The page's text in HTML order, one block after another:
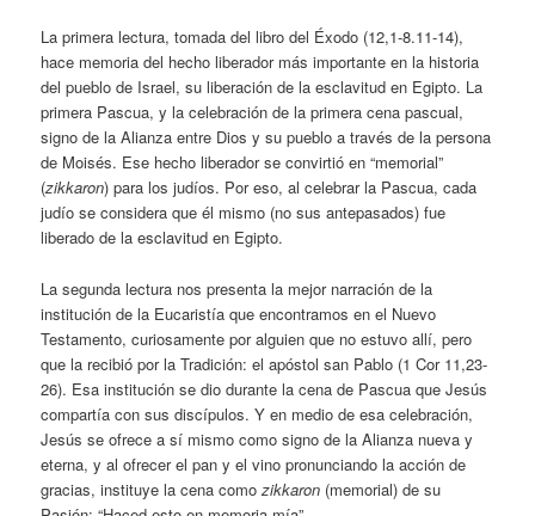
La primera lectura, tomada del libro del Éxodo (12,1-8.11-14),
hace memoria del hecho liberador más importante en la historia
del pueblo de Israel, su liberación de la esclavitud en Egipto. La
primera Pascua, y la celebración de la primera cena pascual,
signo de la Alianza entre Dios y su pueblo a través de la persona
de Moisés. Ese hecho liberador se convirtió en “memorial”
(zikkaron) para los judíos. Por eso, al celebrar la Pascua, cada
judío se considera que él mismo (no sus antepasados) fue
liberado de la esclavitud en Egipto.
La segunda lectura nos presenta la mejor narración de la
institución de la Eucaristía que encontramos en el Nuevo
Testamento, curiosamente por alguien que no estuvo allí, pero
que la recibió por la Tradición: el apóstol san Pablo (1 Cor 11,23-
26). Esa institución se dio durante la cena de Pascua que Jesús
compartía con sus discípulos. Y en medio de esa celebración,
Jesús se ofrece a sí mismo como signo de la Alianza nueva y
eterna, y al ofrecer el pan y el vino pronunciando la acción de
gracias, instituye la cena comozikkaron (memorial) de su